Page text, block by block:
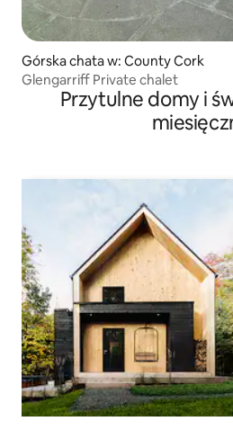
Górska chata w: County Cork
Glengarriff Private chalet
Przytulne domy i